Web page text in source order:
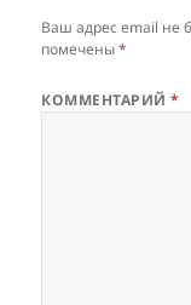
Ваш адрес email не
помечены*
КОММЕНТАРИЙ*